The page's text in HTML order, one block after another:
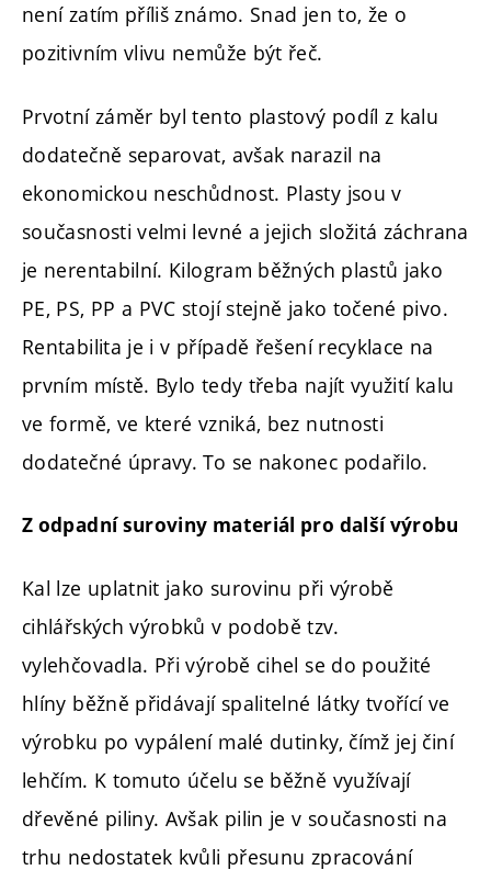
není zatím příliš známo. Snad jen to, že o
pozitivním vlivu nemůže být řeč.
Prvotní záměr byl tento plastový podíl z kalu
dodatečně separovat, avšak narazil na
ekonomickou neschůdnost. Plasty jsou v
současnosti velmi levné a jejich složitá záchrana
je nerentabilní. Kilogram běžných plastů jako
PE, PS, PP a PVC stojí stejně jako točené pivo.
Rentabilita je i v případě řešení recyklace na
prvním místě. Bylo tedy třeba najít využití kalu
ve formě, ve které vzniká, bez nutnosti
dodatečné úpravy. To se nakonec podařilo.
Z odpadní suroviny materiál pro další výrobu
Kal lze uplatnit jako surovinu při výrobě
cihlářských výrobků v podobě tzv.
vylehčovadla. Při výrobě cihel se do použité
hlíny běžně přidávají spalitelné látky tvořící ve
výrobku po vypálení malé dutinky, čímž jej činí
lehčím. K tomuto účelu se běžně využívají
dřevěné piliny. Avšak pilin je v současnosti na
trhu nedostatek kvůli přesunu zpracování